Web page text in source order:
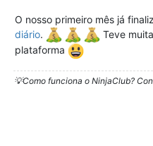
O nosso primeiro mês já
diário.
Teve
plataforma
💡Como funciona o NinjaClub?